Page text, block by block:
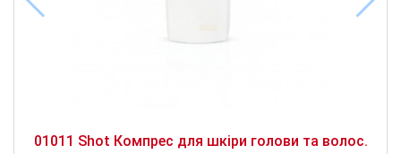
01011 Shot Компрес для шкіри голови та волос.